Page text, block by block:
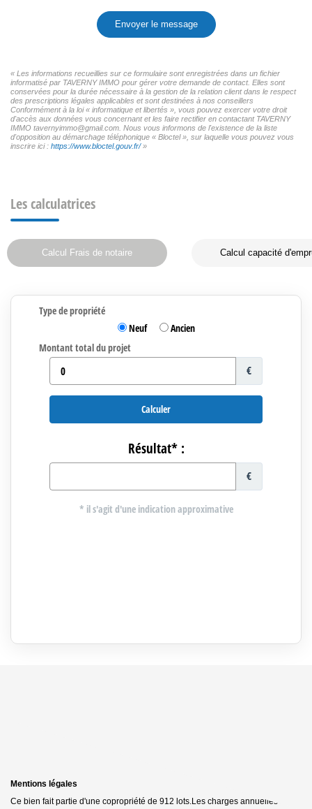
Envoyer le message
« Les informations recueillies sur ce formulaire sont enregistrées dans un fichier
informatisé par TAVERNY IMMO pour gérer votre demande de contact. Elles sont
conservées pour la durée nécessaire à la gestion de la relation client dans le respect
des prescriptions légales applicables et sont destinées à nos conseillers
Conformément à la loi « informatique et libertés », vous pouvez exercer votre droit
d'accès aux données vous concernant et les faire rectifier en contactant TAVERNY
IMMO tavernyimmo@gmail.com. Nous vous informons de l'existence de la liste
d'opposition au démarchage téléphonique « Bloctel », sur laquelle vous pouvez vous
inscrire ici : https://www.bloctel.gouv.fr/»
Les calculatrices
Calcul Frais de notaire Calcul capacité
Mentions légales
Ce bien fait partie d'une copropriété de 912 lots.Les charges annuelles sont